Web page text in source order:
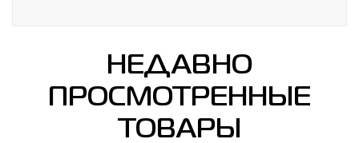
НЕДАВНО
ПРОСМОТРЕННЫЕ
ТОВАРЫ